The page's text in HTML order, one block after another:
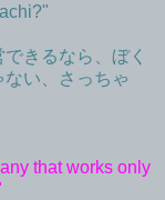
きるなら、ぼく
い、さっちゃ
that works only